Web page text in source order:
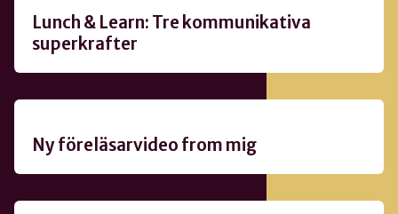
Lunch & Learn: Tre kommunikativa
superkrafter
Ny föreläsarvideo from mig